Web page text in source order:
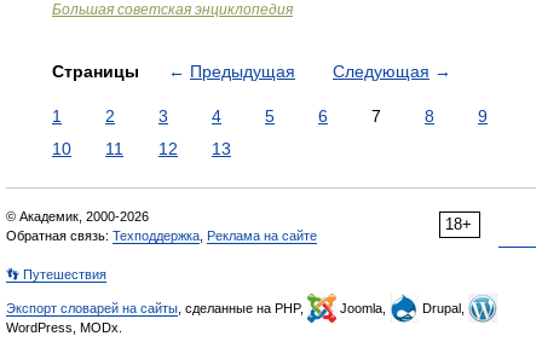
Большая советская энциклопедия
Страницы ← Предыдущая Следующая →
1 2 3 4 5 6 7 8
9
10
11 12 13
18+
© Академик, 2000-2026
Обратная связь: Техподдержка Реклама на сайте
👣 Путешествия
Экспорт словарей на сайты , сделанные на PHP, Joomla,
Drupal,
WordPress, MODx.